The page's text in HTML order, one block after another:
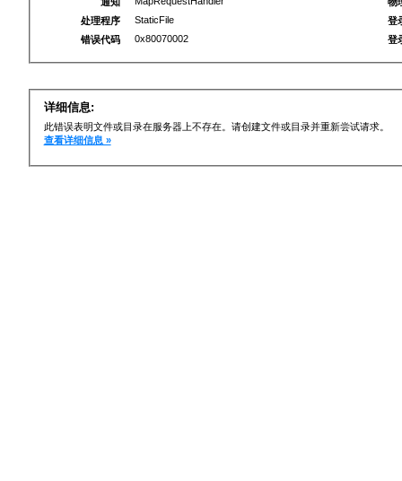
处理程序
StaticFile
错误代码
0x80070002
登
登
详细信息:
此错误表明文件或目录在服务器上不存在。请创建文件或目录并重新尝试请求。
查看详细信息 »